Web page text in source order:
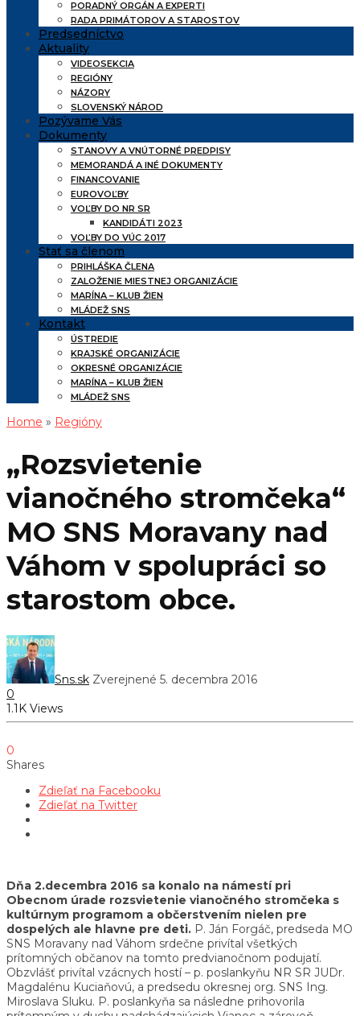
PORADNÝ ORGÁN A EXPERTI
RADA PRIMÁTOROV A STAROSTOV
Predsedníctvo
Aktuality
VIDEOSEKCIA
REGIÓNY
NÁZORY
SLOVENSKÝ NÁROD
Pozývame Vás
Dokumenty
STANOVY A VNÚTORNÉ PREDPISY
MEMORANDÁ A INÉ DOKUMENTY
FINANCOVANIE
EUROVOĽBY
VOĽBY DO NR SR
KANDIDÁTI 2023
VOĽBY DO VÚC 2017
Stať sa členom
PRIHLÁŠKA ČLENA
ZALOŽENIE MIESTNEJ ORGANIZÁCIE
MARÍNA – KLUB ŽIEN
MLÁDEŽ SNS
Kontakt
ÚSTREDIE
KRAJSKÉ ORGANIZÁCIE
OKRESNÉ ORGANIZÁCIE
MARÍNA – KLUB ŽIEN
MLÁDEŽ SNS
Home » Regióny
„Rozsvietenie
vianočného stromčeka“
MO SNS Moravany nad
Váhom v spolupráci so
starostom obce.
Sns.sk Zverejnené 5. decembra 2016
0
1.1K Views
0
Shares
Zdieľať na Facebooku
Zdieľať na Twitter
Dňa 2.decembra 2016 sa konalo na námestí pri
Obecnom úrade rozsvietenie vianočného stromčeka s
kultúrnym programom a občerstvením nielen pre
dospelých ale hlavne pre deti. P. Ján Forgáč, predseda MO
SNS Moravany nad Váhom srdečne privítal všetkých
prítomných občanov na tomto predvianočnom podujatí.
Obzvlášť privítal vzácnych hostí – p. poslankyňu NR SR JUDr.
Magdalénu Kuciaňovú, a predsedu okresnej org. SNS Ing.
Miroslava Sluku. P. poslankyňa sa následne prihovorila